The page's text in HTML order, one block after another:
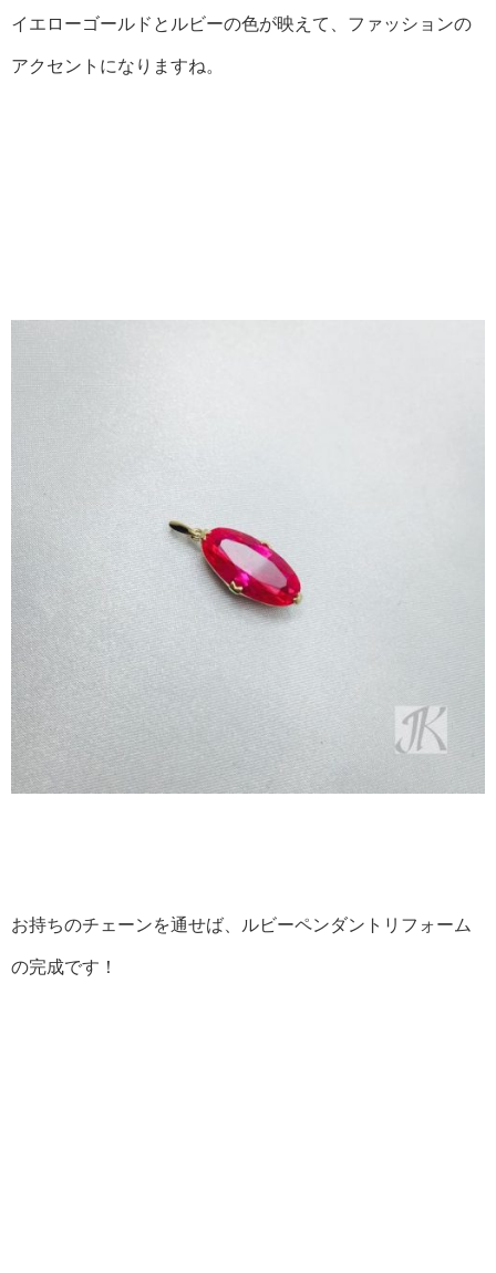
イエローゴールドとルビーの色が映えて、ファッションの
アクセントになりますね。
お持ちのチェーンを通せば、ルビーペンダントリフォーム
の完成です！